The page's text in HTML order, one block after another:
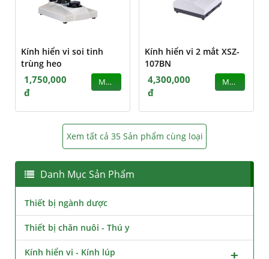
Kính hiển vi soi tinh
trùng heo
1,750,000
đ
MUA
Kính hiển vi 2 mắt XSZ-
107BN
4,300,000
đ
MUA
Xem tất cả 35 Sản phẩm cùng loại
Danh Mục Sản Phẩm
Thiết bị ngành dược
Thiết bị chăn nuôi - Thú y
Kính hiển vi - Kính lúp